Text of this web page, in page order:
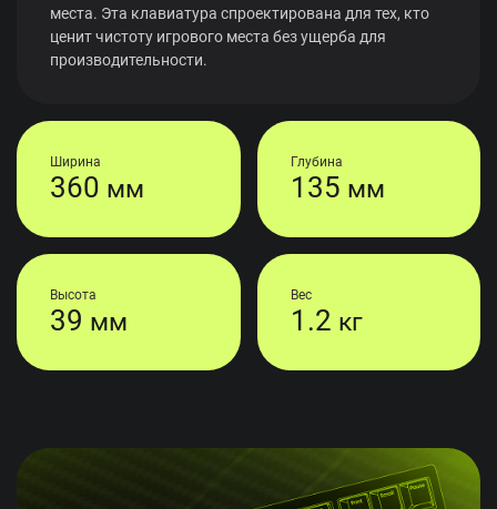
места. Эта клавиатура спроектирована для тех, кто
ценит чистоту игрового места без ущерба для
производительности.
Ширина
360 мм
Глубина
135 мм
Высота
39 мм
Вес
1.2 кг